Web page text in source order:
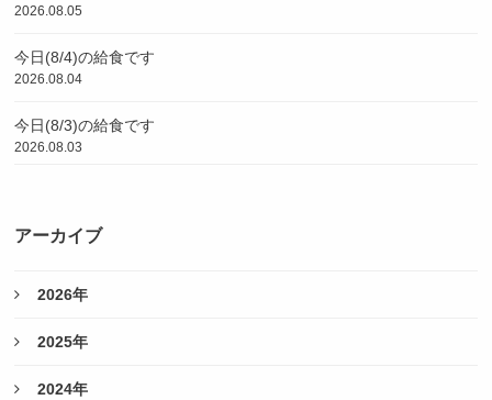
2026.08.05
今日(8/4)の給食です
2026.08.04
今日(8/3)の給食です
2026.08.03
アーカイブ
2026年
2025年
2024年